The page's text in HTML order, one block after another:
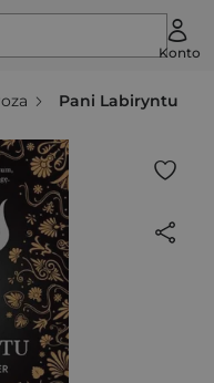
Konto
Pani Labiryntu